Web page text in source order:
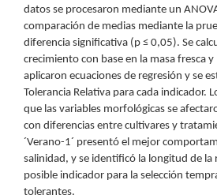
datos se procesaron mediante un
comparación de medias mediante la
diferencia significativa (p ≤ 0,05). Se
crecimiento con base en la masa fresca y
aplicaron ecuaciones de regresión y se
Tolerancia Relativa para cada indicador.
que las variables morfológicas se
con diferencias entre cultivares y
´Verano-1´ presentó el mejor
salinidad, y se identificó la longitud de la
posible indicador para la selección
tolerantes.